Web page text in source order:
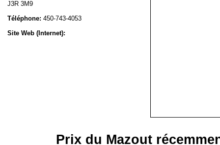
J3R 3M9
Téléphone: 450-743-4053
Site Web (Internet):
Prix du Mazout